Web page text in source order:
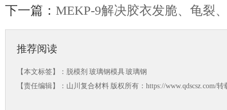
下一篇： MEKP-9解决胶衣发脆、龟裂
推荐阅读
【本文标签】： 脱模剂 玻璃钢模具玻璃钢
【责任编辑】： 山川复合材料 版权所有：https://www.qdscsz.com/